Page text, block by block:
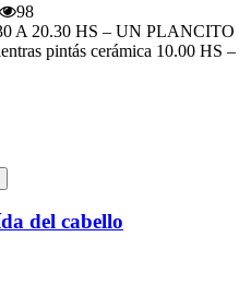
98
A 20.30 HS – UN PLANCITO
pintás cerámica 10.00 HS –
del cabello